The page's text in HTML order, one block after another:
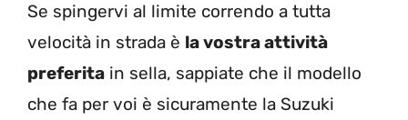
Se spingervi al limite correndo a tutta
velocità in strada è la vostra attività
preferita in sella, sappiate che il modello
che fa per voi è sicuramente la Suzuki